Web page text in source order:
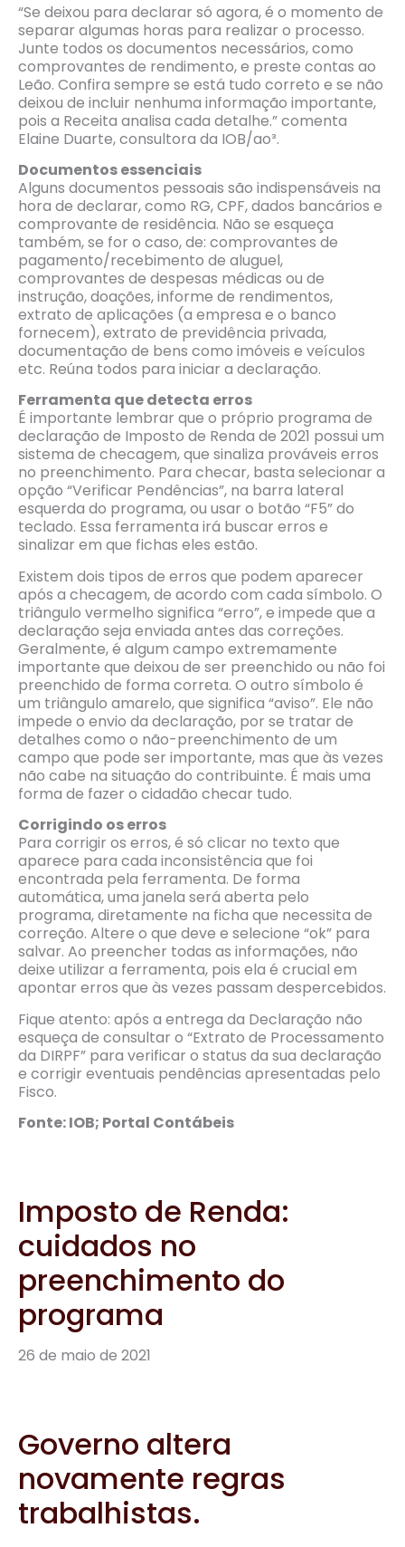
“Se deixou para declarar só agora, é o momento de
separar algumas horas para realizar o processo.
Junte todos os documentos necessários, como
comprovantes de rendimento, e preste contas ao
Leão. Confira sempre se está tudo correto e se não
deixou de incluir nenhuma informação importante,
pois a Receita analisa cada detalhe.” comenta
Elaine Duarte, consultora da IOB/ao³.
Documentos essenciais
Alguns documentos pessoais são indispensáveis na
hora de declarar, como RG, CPF, dados bancários e
comprovante de residência. Não se esqueça
também, se for o caso, de: comprovantes de
pagamento/recebimento de aluguel,
comprovantes de despesas médicas ou de
instrução, doações, informe de rendimentos,
extrato de aplicações (a empresa e o banco
fornecem), extrato de previdência privada,
documentação de bens como imóveis e veículos
etc. Reúna todos para iniciar a declaração.
Ferramenta que detecta erros
É importante lembrar que o próprio programa de
declaração de Imposto de Renda de 2021 possui um
sistema de checagem, que sinaliza prováveis erros
no preenchimento. Para checar, basta selecionar a
opção “Verificar Pendências”, na barra lateral
esquerda do programa, ou usar o botão “F5” do
teclado. Essa ferramenta irá buscar erros e
sinalizar em que fichas eles estão.
Existem dois tipos de erros que podem aparecer
após a checagem, de acordo com cada símbolo. O
triângulo vermelho significa “erro”, e impede que a
declaração seja enviada antes das correções.
Geralmente, é algum campo extremamente
importante que deixou de ser preenchido ou não foi
preenchido de forma correta. O outro símbolo é
um triângulo amarelo, que significa “aviso”. Ele não
impede o envio da declaração, por se tratar de
detalhes como o não-preenchimento de um
campo que pode ser importante, mas que às vezes
não cabe na situação do contribuinte. É mais uma
forma de fazer o cidadão checar tudo.
Corrigindo os erros
Para corrigir os erros, é só clicar no texto que
aparece para cada inconsistência que foi
encontrada pela ferramenta. De forma
automática, uma janela será aberta pelo
programa, diretamente na ficha que necessita de
correção. Altere o que deve e selecione “ok” para
salvar. Ao preencher todas as informações, não
deixe utilizar a ferramenta, pois ela é crucial em
apontar erros que às vezes passam despercebidos.
Fique atento: após a entrega da Declaração não
esqueça de consultar o “Extrato de Processamento
da DIRPF” para verificar o status da sua declaração
e corrigir eventuais pendências apresentadas pelo
Fisco.
Fonte: IOB; Portal Contábeis
Imposto de Renda:
cuidados no
preenchimento do
programa
26 de maio de 2021
Governo altera
novamente regras
trabalhistas.